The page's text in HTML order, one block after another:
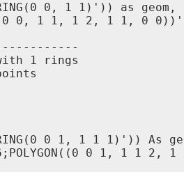
0, 1 1)')) as geom,
0, 1 1, 1 2, 1 1, 0
1 rings
0 1, 1 1 1)')) As
0 1, 1 1 2, 1